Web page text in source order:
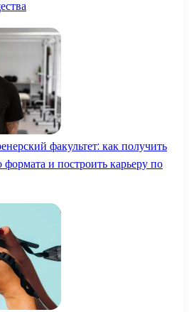
факультет: как получить
формата и построить карьеру по